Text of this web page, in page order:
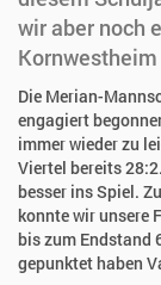
wir aber noch
Die Merian-
engagiert
immer wieder zu
Viertel bereits
besser ins Spiel.
konnte wir unsere
bis zum Endstand
gepunktet haben